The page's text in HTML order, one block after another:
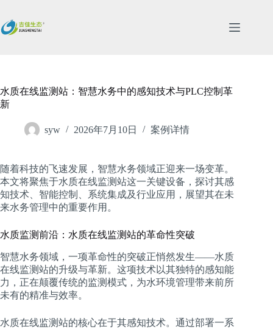
内
水质在线监测站：智慧水务中的感知技术与PLC控制革
新
syw 2026年7月10日 案例详情
随着科技的飞速发展，智慧水务领域正迎来一场变革。
本文将聚焦于水质在线监测站这一关键设备，探讨其感
知技术、智能控制、系统集成及行业应用，展望其在未
来水务管理中的重要作用。
水质监测前沿：水质在线监测站的革命性突破
智慧水务领域，一项革命性的突破正悄然发生——水质
在线监测站的升级与革新。这项技术以其独特的感知能
力，正在颠覆传统的监测模式，为水环境管理带来前所
未有的精准与效率。
水质在线监测站的核心在于其感知技术。通过部署一系